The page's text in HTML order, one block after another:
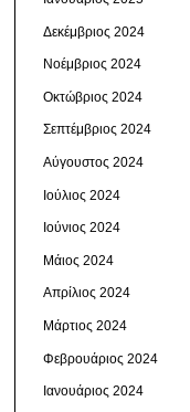
Δεκέμβριος 2024
Νοέμβριος 2024
Οκτώβριος 2024
Σεπτέμβριος 2024
Αύγουστος 2024
Ιούλιος 2024
Ιούνιος 2024
Μάιος 2024
Απρίλιος 2024
Μάρτιος 2024
Φεβρουάριος 2024
Ιανουάριος 2024